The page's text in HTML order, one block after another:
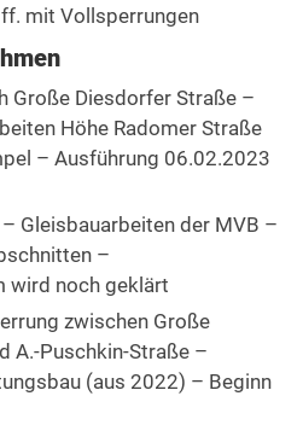
mit Vollsperrungen
Große Diesdorfer Straße –
Höhe Radomer Straße
– Ausführung 06.02.2023
– Gleisbauarbeiten der MVB –
–
wird noch geklärt
zwischen Große
A.-Puschkin-Straße –
(aus 2022) – Beginn